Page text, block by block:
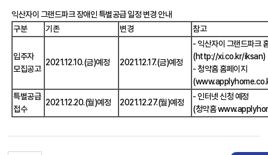
익산자이 그랜드파크 장애인 특별공급 일정 변경 안내
구분
기존 변경 참고
입주자
모집공고
2021.12.10.(금)예정 2021.12.17.(금)예정
- 익산자이 그랜드파크
(http://xi.co.kr/iksan)
- 청약홈 홈페이지
(
특별공급
접수
2021.12.20.(월)예정 2021.12.27.(월)예정
- 인터넷 신청 예정
(청약홈